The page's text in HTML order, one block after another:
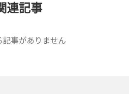
連記事
記事がありません